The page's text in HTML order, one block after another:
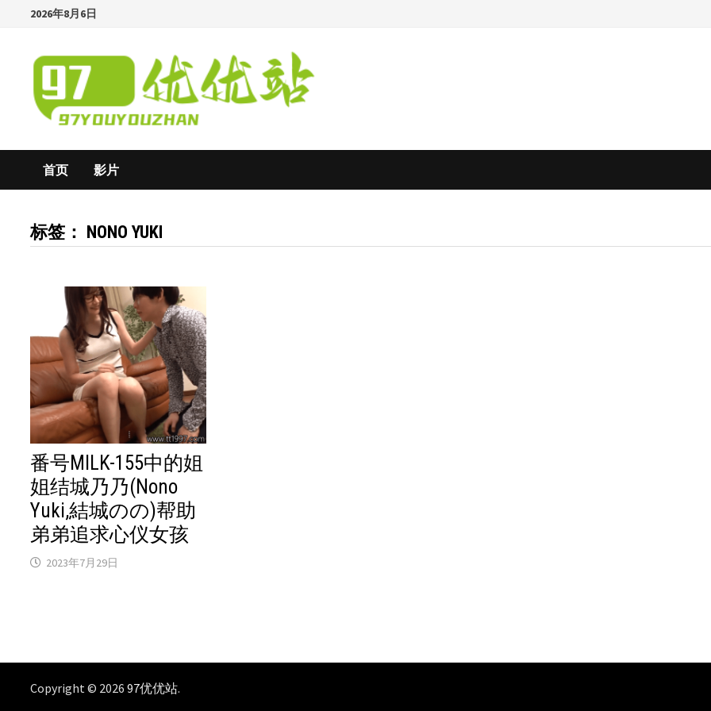
content
2026年8月6日
首页 影片
标签： NONO YUKI
番号MILK-155中的姐
姐结城乃乃(Nono
Yuki,結城のの)帮助
弟弟追求心仪女孩
2023年7月29日
Copyright © 202697优优站.